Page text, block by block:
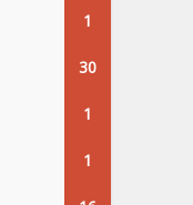
1
30
1
1